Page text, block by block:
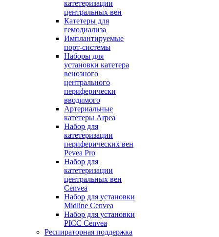
катетеризации
центральных вен
Катетеры для
гемодиализа
Имплантируемые
порт‑системы
Наборы для
установки катетера
венозного
центрального
периферически
вводимого
Артериальные
катетеры Arpea
Набор для
катетеризации
периферических вен
Pevea Pro
Набор для
катетеризации
центральных вен
Cenvea
Набор для установки
Midline Cenvea
Набор для установки
PICC Cenvea
Респираторная поддержка